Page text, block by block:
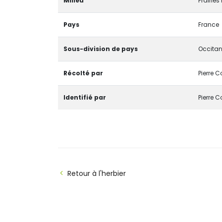
Pays France
Sous-division de pays
Récolté par Pierre
Identifié par Pierre
Retour à l'herbier